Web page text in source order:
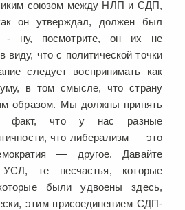
союзом между НЛП и СДП,
он утверждал, должен был
- ну, посмотрите, он их не
что с политической точки
следует воспринимать как
в том смысле, что страну
образом. Мы должны принять
факт, что у нас разные
что либерализм — это
— другое. Давайте
те несчастья, которые
были удвоены здесь,
этим присоединением СДП-